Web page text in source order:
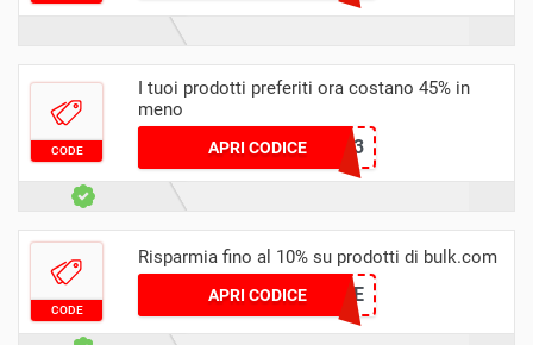
CODE
I tuoi prodotti preferiti ora costano 45% in
meno
APRI CODICE
HOLIDAY2023
CODE
Risparmia fino al 10% su prodotti di bulk.com
APRI CODICE MORE